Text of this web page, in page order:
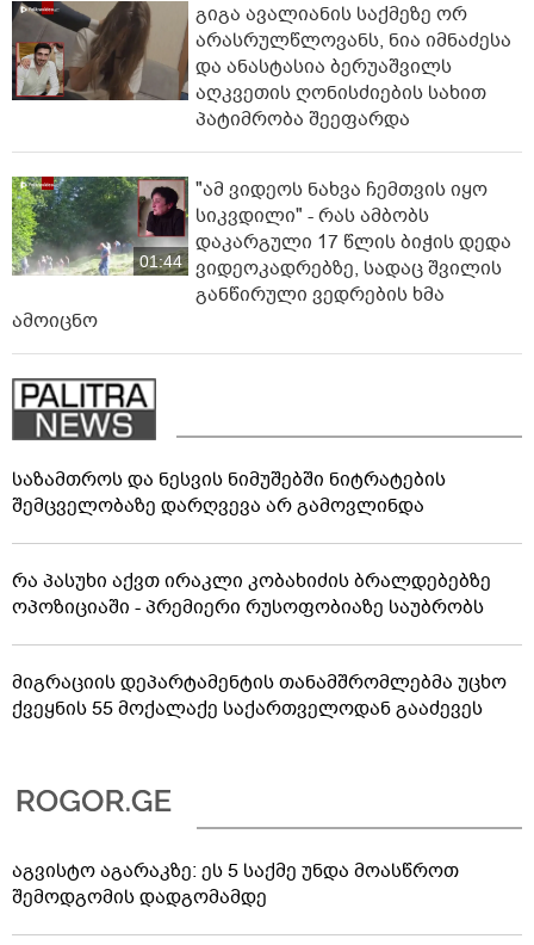
გიგა ავალიანის საქმეზე ორ
არასრულწლოვანს, ნია იმნაძესა
და ანასტასია ბერუაშვილს
აღკვეთის ღონისძიების სახით
პატიმრობა შეეფარდა
01:44
"ამ ვიდეოს ნახვა ჩემთვის იყო
სიკვდილი" - რას ამბობს
დაკარგული 17 წლის ბიჭის დედა
ვიდეოკადრებზე, სადაც შვილის
განწირული ვედრების ხმა
ამოიცნო
საზამთროს და ნესვის ნიმუშებში ნიტრატების
შემცველობაზე დარღვევა არ გამოვლინდა
რა პასუხი აქვთ ირაკლი კობახიძის ბრალდებებზე
ოპოზიციაში - პრემიერი რუსოფობიაზე საუბრობს
მიგრაციის დეპარტამენტის თანამშრომლებმა უცხო
ქვეყნის 55 მოქალაქე საქართველოდან გააძევეს
აგვისტო აგარაკზე: ეს 5 საქმე უნდა მოასწროთ
შემოდგომის დადგომამდე